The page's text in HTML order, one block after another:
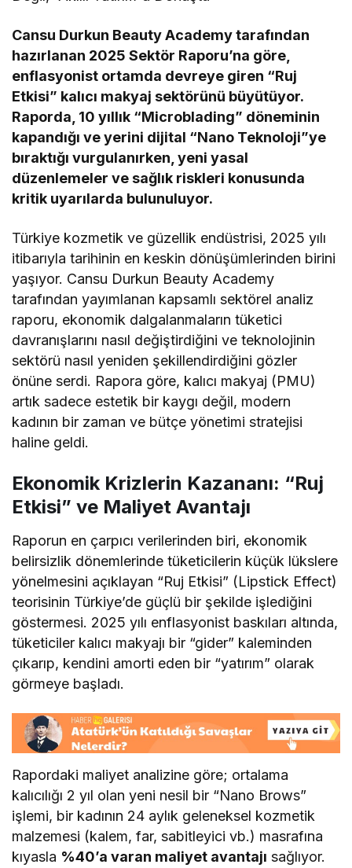
Cansu Durkun Beauty Academy tarafından
hazırlanan 2025 Sektör Raporu’na göre,
enflasyonist ortamda devreye giren “Ruj
Etkisi” kalıcı makyaj sektörünü büyütüyor.
Raporda, 10 yıllık “Microblading” döneminin
kapandığı ve yerini dijital “Nano Teknoloji”ye
bıraktığı vurgulanırken, yeni yasal
düzenlemeler ve sağlık riskleri konusunda
kritik uyarılarda bulunuluyor.
Türkiye kozmetik ve güzellik endüstrisi, 2025 yılı
itibarıyla tarihinin en keskin dönüşümlerinden birini
yaşıyor. Cansu Durkun Beauty Academy
tarafından yayımlanan kapsamlı sektörel analiz
raporu, ekonomik dalgalanmaların tüketici
davranışlarını nasıl değiştirdiğini ve teknolojinin
sektörü nasıl yeniden şekillendirdiğini gözler
önüne serdi. Rapora göre, kalıcı makyaj (PMU)
artık sadece estetik bir kaygı değil, modern
kadının bir zaman ve bütçe yönetimi stratejisi
haline geldi.
Ekonomik Krizlerin Kazananı: “Ruj
Etkisi” ve Maliyet Avantajı
Raporun en çarpıcı verilerinden biri, ekonomik
belirsizlik dönemlerinde tüketicilerin küçük lükslere
yönelmesini açıklayan “Ruj Etkisi” (Lipstick Effect)
teorisinin Türkiye’de güçlü bir şekilde işlediğini
göstermesi. 2025 yılı enflasyonist baskıları altında,
tüketiciler kalıcı makyajı bir “gider” kaleminden
çıkarıp, kendini amorti eden bir “yatırım” olarak
görmeye başladı.
Rapordaki maliyet analizine göre; ortalama
kalıcılığı 2 yıl olan yeni nesil bir “Nano Brows”
işlemi, bir kadının 24 aylık geleneksel kozmetik
malzemesi (kalem, far, sabitleyici vb.) masrafına
kıyasla %40’a varan maliyet avantajı sağlıyor.